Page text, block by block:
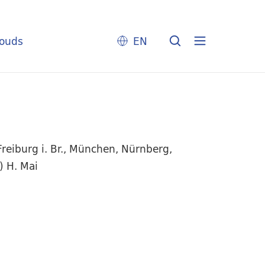
EN
i. Br., München, Nürnberg,
H. Mai